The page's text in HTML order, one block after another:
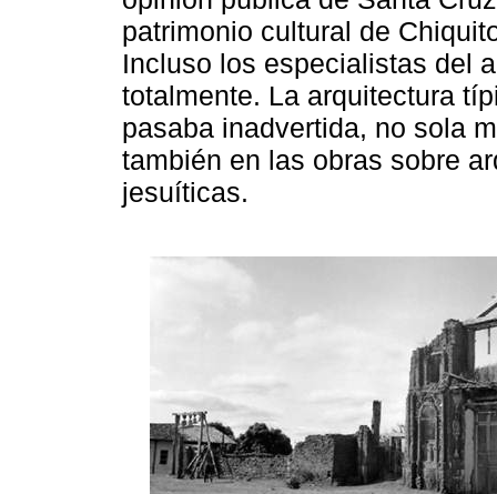
patrimonio cultural de
Incluso los especialistas del
totalmente. La arquitectura
pasaba inadvertida, no sola
también en las obras sobre
jesuíticas.